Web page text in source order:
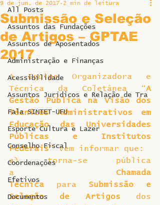
All Posts
Assuntos das Fundações
Assuntos de Aposentados
Administração e Finanças
Acessibilidade
Assuntos Jurídicos e Relação de Tra
Fala SINTET-UFU
Esporte Cultura e Lazer
Conselho Fiscal
Coordenações
Efetivos
Documentos
Submissão e Seleção
de Artigos – GPTAE
2017
9 de jun. de 2017 2 min de leitura
A Equipe Organizadora e
Técnica da Coletânea “A
Gestão Pública na Visão dos
Técnicos Administrativos em
Educação das Universidades
Públicas e Institutos
Federais” vem informar que:
a) torna-se pública
a Chamada
Técnica para Submissão e
Seleção de Artigos dos